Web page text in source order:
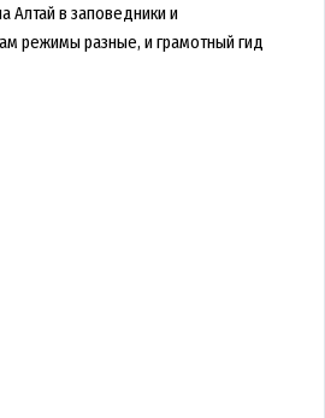
Алтай в заповедники и
режимы разные, и грамотный гид